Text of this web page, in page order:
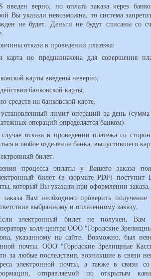
введен верно, но оплата заказа через
Вы указали невозможна, то система
не будет. Деньги не будут списаны со
отказа в проведении платежа:
карта не предназначена для совершения
карты введены неверно,
банковской карты,
средств на банковской карте,
лимит операций за день (сумма
операций определяется банком).
отказа в проведении платежа со
в любое отделение банка, выпустившего
билет.
процесса оплаты у Вашего заказа
билет (в формате PDF) поступит
который Вы указали при оформлении заказа.
Вам необходимо проверить получение
выбранному и оплаченному заказу.
электронный билет не получен, Вам
колл-центра ООО "Городские
указанному на сайте. Возможно, был
почты. ООО "Городские Зрелищные
за любые последствия, возникшие в связи
электронной почты, а также в связи
отправляемой по открытым